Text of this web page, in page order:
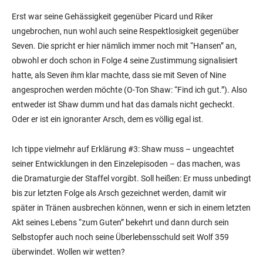
Erst war seine Gehässigkeit gegenüber Picard und Riker
ungebrochen, nun wohl auch seine Respektlosigkeit gegenüber
Seven. Die spricht er hier nämlich immer noch mit “Hansen” an,
obwohl er doch schon in Folge 4 seine Zustimmung signalisiert
hatte, als Seven ihm klar machte, dass sie mit Seven of Nine
angesprochen werden möchte (O-Ton Shaw: “Find ich gut.”). Also
entweder ist Shaw dumm und hat das damals nicht gecheckt.
Oder er ist ein ignoranter Arsch, dem es völlig egal ist.
Ich tippe vielmehr auf Erklärung #3: Shaw muss – ungeachtet
seiner Entwicklungen in den Einzelepisoden – das machen, was
die Dramaturgie der Staffel vorgibt. Soll heißen: Er muss unbedingt
bis zur letzten Folge als Arsch gezeichnet werden, damit wir
später in Tränen ausbrechen können, wenn er sich in einem letzten
Akt seines Lebens “zum Guten” bekehrt und dann durch sein
Selbstopfer auch noch seine Überlebensschuld seit Wolf 359
überwindet. Wollen wir wetten?